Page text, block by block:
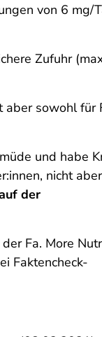
von 6 mg/
Zufuhr
aber sowohl für
und habe
nicht
der
Fa. More
Faktencheck-